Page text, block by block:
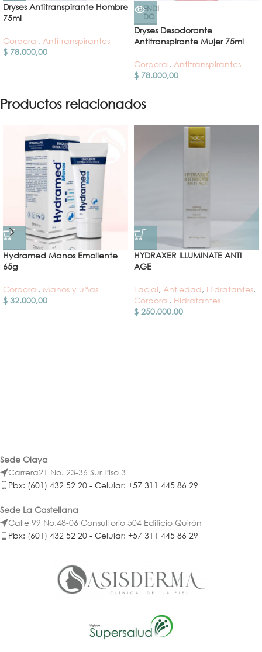
Dryses Antitranspirante Hombre
75ml
Corporal, Antitranspirantes
$ 78.000,00
VENDI
DO
Dryses Desodorante
Antitranspirante Mujer 75ml
Corporal, Antitranspirantes
$ 78.000,00
Productos relacionados
Hydramed Manos Emoliente
65g
Corporal, Manos y uñas
$ 32.000,00
HYDRAXER ILLUMINATE ANTI
AGE
Facial, Antiedad, Hidratantes,
Corporal, Hidratantes
$ 250.000,00
Sede Olaya
Carrera21 No. 23-36 Sur Piso 3
Pbx: (601) 432 52 20 - Celular: +57 311 445 86 29
Sede La Castellana
Calle 99 No.48-06 Consultorio 504 Edificio Quirón
Pbx: (601) 432 52 20 - Celular: +57 311 445 86 29